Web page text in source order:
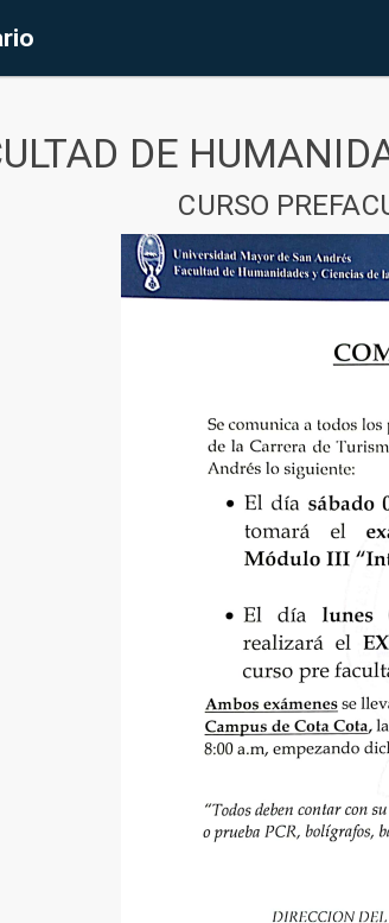
DE
CURSO